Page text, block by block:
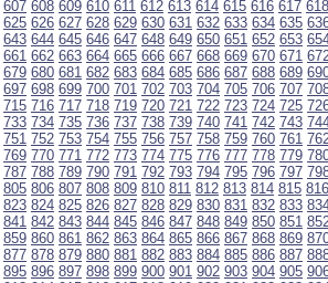
607 608 609 610 611 612 613 614 615 616 617 618
625 626 627 628 629 630 631 632 633 634 635
643 644 645 646 647 648 649 650 651 652 653
661 662 663 664 665 666 667 668 669 670 671
679 680 681 682 683 684 685 686 687 688 689
697 698 699 700 701 702 703 704 705 706 707
715 716 717 718 719 720 721 722 723 724 725
733 734 735 736 737 738 739 740 741 742 743
751 752 753 754 755 756 757 758 759 760 761
769 770 771 772 773 774 775 776 777 778 779
787 788 789 790 791 792 793 794 795 796 797
805 806 807 808 809 810 811 812 813 814 815 816
823 824 825 826 827 828 829 830 831 832 833
841 842 843 844 845 846 847 848 849 850 851
859 860 861 862 863 864 865 866 867 868 869
877 878 879 880 881 882 883 884 885 886 887
895 896 897 898 899 900 901 902 903 904 905